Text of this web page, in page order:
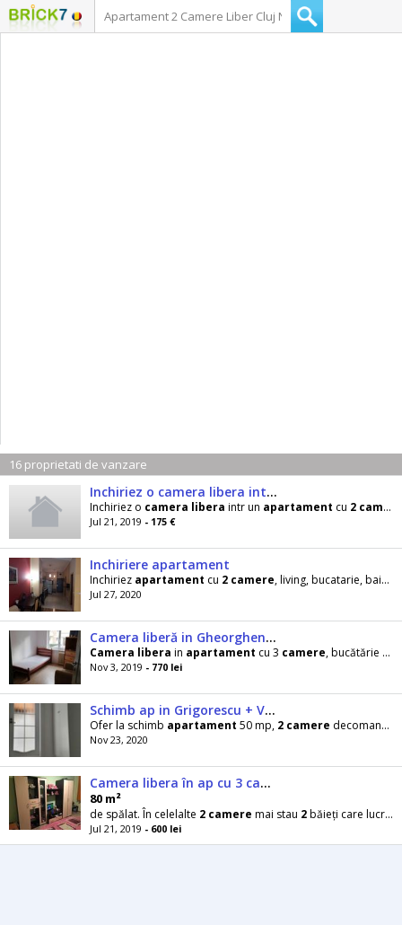
16 proprietati de vanzare
Inchiriez o camera libera intr un ap. cu 2 camere in Cluj - Napoca
Inchiriez o camera libera intr un apartament cu 2 camere
Jul 21, 2019 - 175 €
Inchiriere apartament
Inchiriez apartament cu 2 camere, living, bucatarie, baie si hol in
Jul 27, 2020
Camera liberă in Gheorgheni ()
Camera libera in apartament cu 3 camere, bucătărie si
Nov 3, 2019 - 770 lei
Schimb ap in Grigorescu + Volkswagen Lupo (2003) CER ap/casa cu curte
Ofer la schimb apartament 50 mp, 2 camere decomandate, balcon, boxa, parcare de la primărie, situat
Nov 23, 2020
Camera libera în ap cu 3 camere în Manastur
80 m²
de spălat. În celelalte 2 camere mai stau 2băieți care lucrează. Se cauta tot 1 băiat.
Jul 21, 2019 - 600 lei